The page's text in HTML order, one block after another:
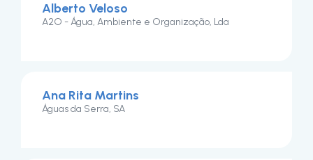
Alberto Veloso
A2O - Água, Ambiente e Organização, Lda
Ana Rita Martins
Águas da Serra, SA